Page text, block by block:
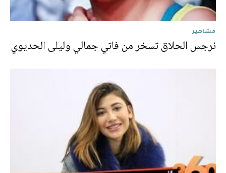
مشاهير
نرجس الحلاق تسخر من فاتي جمالي وليلى الحديوي